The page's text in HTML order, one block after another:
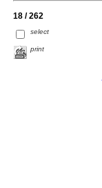
18 / 262
select
print